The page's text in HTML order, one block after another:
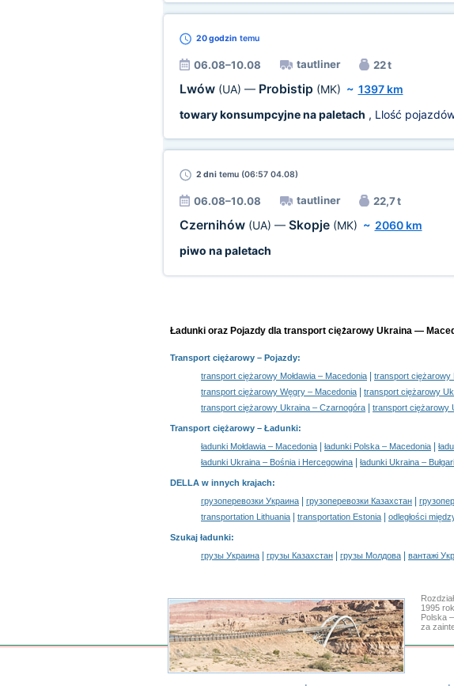
20 godzin temu
06.08–10.08 tautliner 22 t
Lwów (UA) — Probistip (MK) ~ 1397 km
towary konsumpcyjne na paletach , Llość
2 dnitemu (06:57 04.08)
06.08–10.08 tautliner 22,7 t
Czernihów (UA) — Skopje (MK) ~ 2060 km
piwo na paletach
Ładunki oraz Pojazdy dla transport ciężarowy Ukraina —
Transport ciężarowy – Pojazdy:
transport ciężarowy Mołdawia – Macedonia
transport ciężarowy
transport ciężarowy Węgry – Macedonia transport ciężarowy
transport ciężarowy Ukraina – Czarnogóra transport ciężarowy
Transport ciężarowy – Ładunki:
ładunki Mołdawia – Macedonia
ładunki Polska – Macedonia
ładunki Ukraina – Bośnia i Hercegowina ładunki Ukraina –
DELLA w innych krajach:
грузоперевозки Украина
грузоперевозки Казахстан
transportation Lithuania transportation Estonia odległości
Szukaj ładunki:
грузы Украина
грузы Казахстан грузы Молдова вантажі
1995
Polska
za